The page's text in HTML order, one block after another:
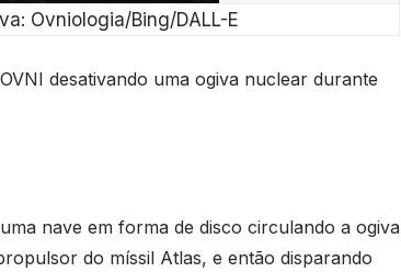
Ovniologia/Bing/DALL-E
desativando uma ogiva nuclear durante
nave em forma de disco circulando a ogiva
do míssil Atlas, e então disparando